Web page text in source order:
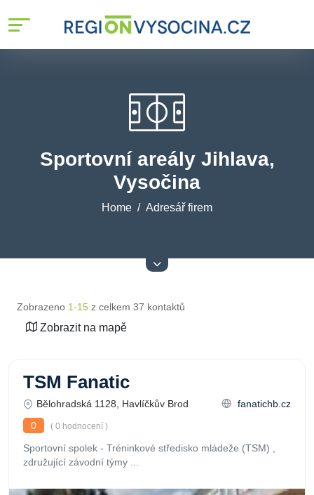
Sportovní areály Jihlava,
Vysočina
Home Adresář firem
Zobrazeno 1-15 z celkem 37 kontaktů
Zobrazit na mapě
TSM Fanatic
Bělohradská 1128, Havlíčkův Brod
fanatichb.cz
0
( 0 hodnocení )
Sportovní spolek - Tréninkové středisko mládeže (TSM) ,
združující závodní týmy ...